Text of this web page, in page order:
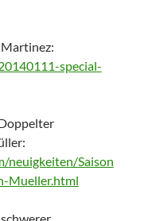
special-
neuigkeiten/Saison
Mueller.html